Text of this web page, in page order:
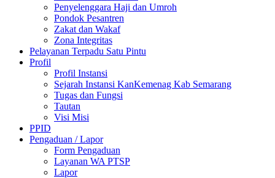
Penyelenggara Haji dan Umroh
Pondok Pesantren
Zakat dan Wakaf
Zona Integritas
Pelayanan Terpadu Satu Pintu
Profil
Profil Instansi
Sejarah Instansi KanKemenag Kab Semarang
Tugas dan Fungsi
Tautan
Visi Misi
PPID
Pengaduan / Lapor
Form Pengaduan
Layanan WA PTSP
Lapor